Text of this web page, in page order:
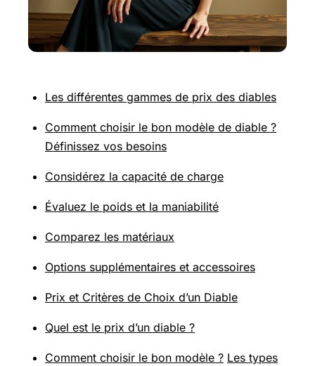
Les différentes gammes de prix des diables
Comment choisir le bon modèle de diable ?
Définissez vos besoins
Considérez la capacité de charge
Évaluez le poids et la maniabilité
Comparez les matériaux
Options supplémentaires et accessoires
Prix et Critères de Choix d’un Diable
Quel est le prix d’un diable ?
Comment choisir le bon modèle ? Les types